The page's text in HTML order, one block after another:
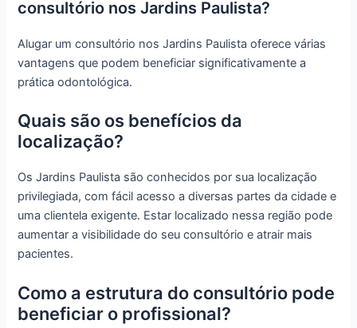
consultório nos Jardins Paulista?
Alugar um consultório nos Jardins Paulista oferece várias
vantagens que podem beneficiar significativamente a
prática odontológica.
Quais são os benefícios da
localização?
Os Jardins Paulista são conhecidos por sua localização
privilegiada, com fácil acesso a diversas partes da cidade e
uma clientela exigente. Estar localizado nessa região pode
aumentar a visibilidade do seu consultório e atrair mais
pacientes.
Como a estrutura do consultório pode
beneficiar o profissional?